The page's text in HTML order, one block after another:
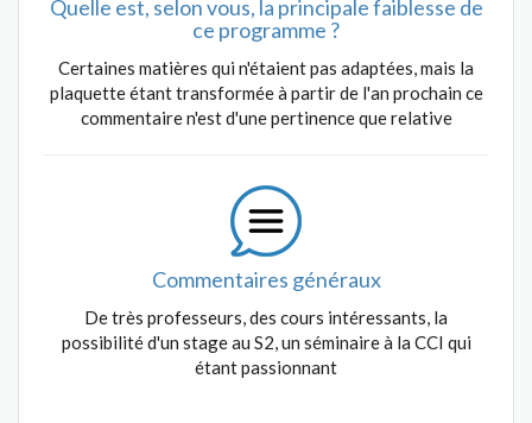
Quelle est, selon vous, la principale faiblesse de
ce programme ?
Certaines matières qui n'étaient pas adaptées, mais la
plaquette étant transformée à partir de l'an prochain ce
commentaire n'est d'une pertinence que relative
Commentaires généraux
De très professeurs, des cours intéressants, la
possibilité d'un stage au S2, un séminaire à la CCI qui
étant passionnant